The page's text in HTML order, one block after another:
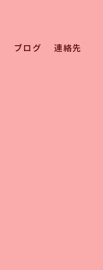
ブログ 連絡先